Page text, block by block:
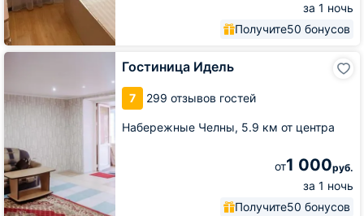
за 1 ночь
Получите50 бонусов
Гостиница Идель
7 299 отзывов гостей
Набережные Челны, 5.9 км от центра
от1 000руб.
за 1 ночь
Получите50 бонусов
Гостиница